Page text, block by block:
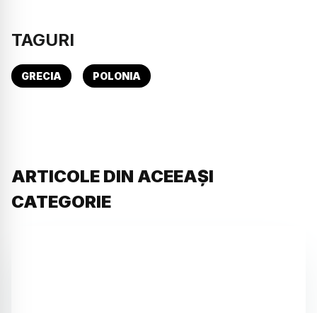
TAGURI
GRECIA POLONIA
ARTICOLE DIN ACEEAȘI
CATEGORIE